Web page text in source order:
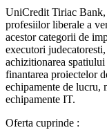
UniCredit Tiriac Bank,
profesiilor liberale a
acestor categorii de
executori
achizitionarea
finantarea proiectelor
echipamente de lucru,
echipamente IT.
Oferta cuprinde :